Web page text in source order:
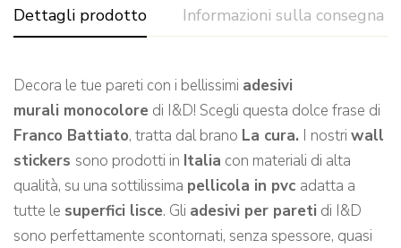
Dettagli prodotto Informazioni sulla consegna
Decora le tue pareti con i bellissimi adesivi
murali monocolore di I&D! Scegli questa dolce frase di
Franco Battiato, tratta dal brano La cura. I nostri wall
stickers sono prodotti in Italia con materiali di alta
qualità, su una sottilissima pellicola in pvc adatta a
tutte le superfici lisce. Gli adesivi per pareti di I&D
sono perfettamente scontornati, senza spessore, quasi